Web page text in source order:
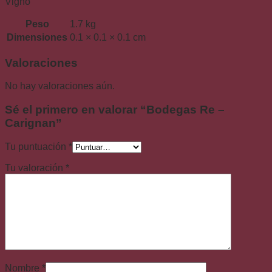
Peso
1.7 kg
Dimensiones 0.1 × 0.1 × 0.1 cm
Valoraciones
No hay valoraciones aún.
Sé el primero en valorar “Bodegas Re –
Carignan”
Tu puntuación *
Tu valoración *
Nombre *